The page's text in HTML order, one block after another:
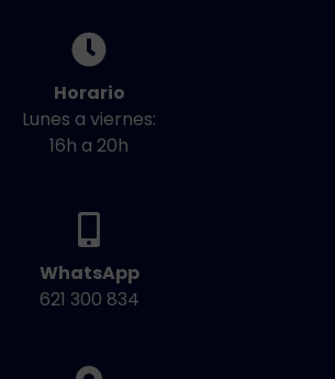
Horario
Lunes a viernes:
16h a 20h
WhatsApp
621 300 834